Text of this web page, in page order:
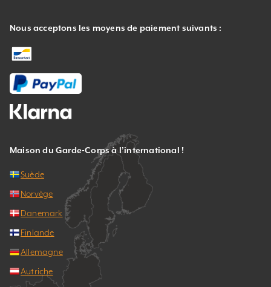
Nous acceptons les moyens de paiement suivants :
Maison du Garde-Corps à l’international !
Suède
Norvège
Danemark
Finlande
Allemagne
Autriche